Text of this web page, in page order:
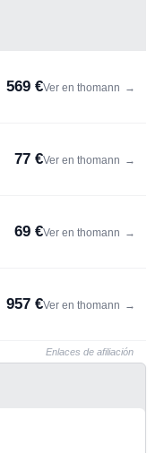
569 €Ver en thomann →
77 €Ver en thomann →
69 €Ver en thomann →
957 €Ver en thomann →
Enlaces de afiliación